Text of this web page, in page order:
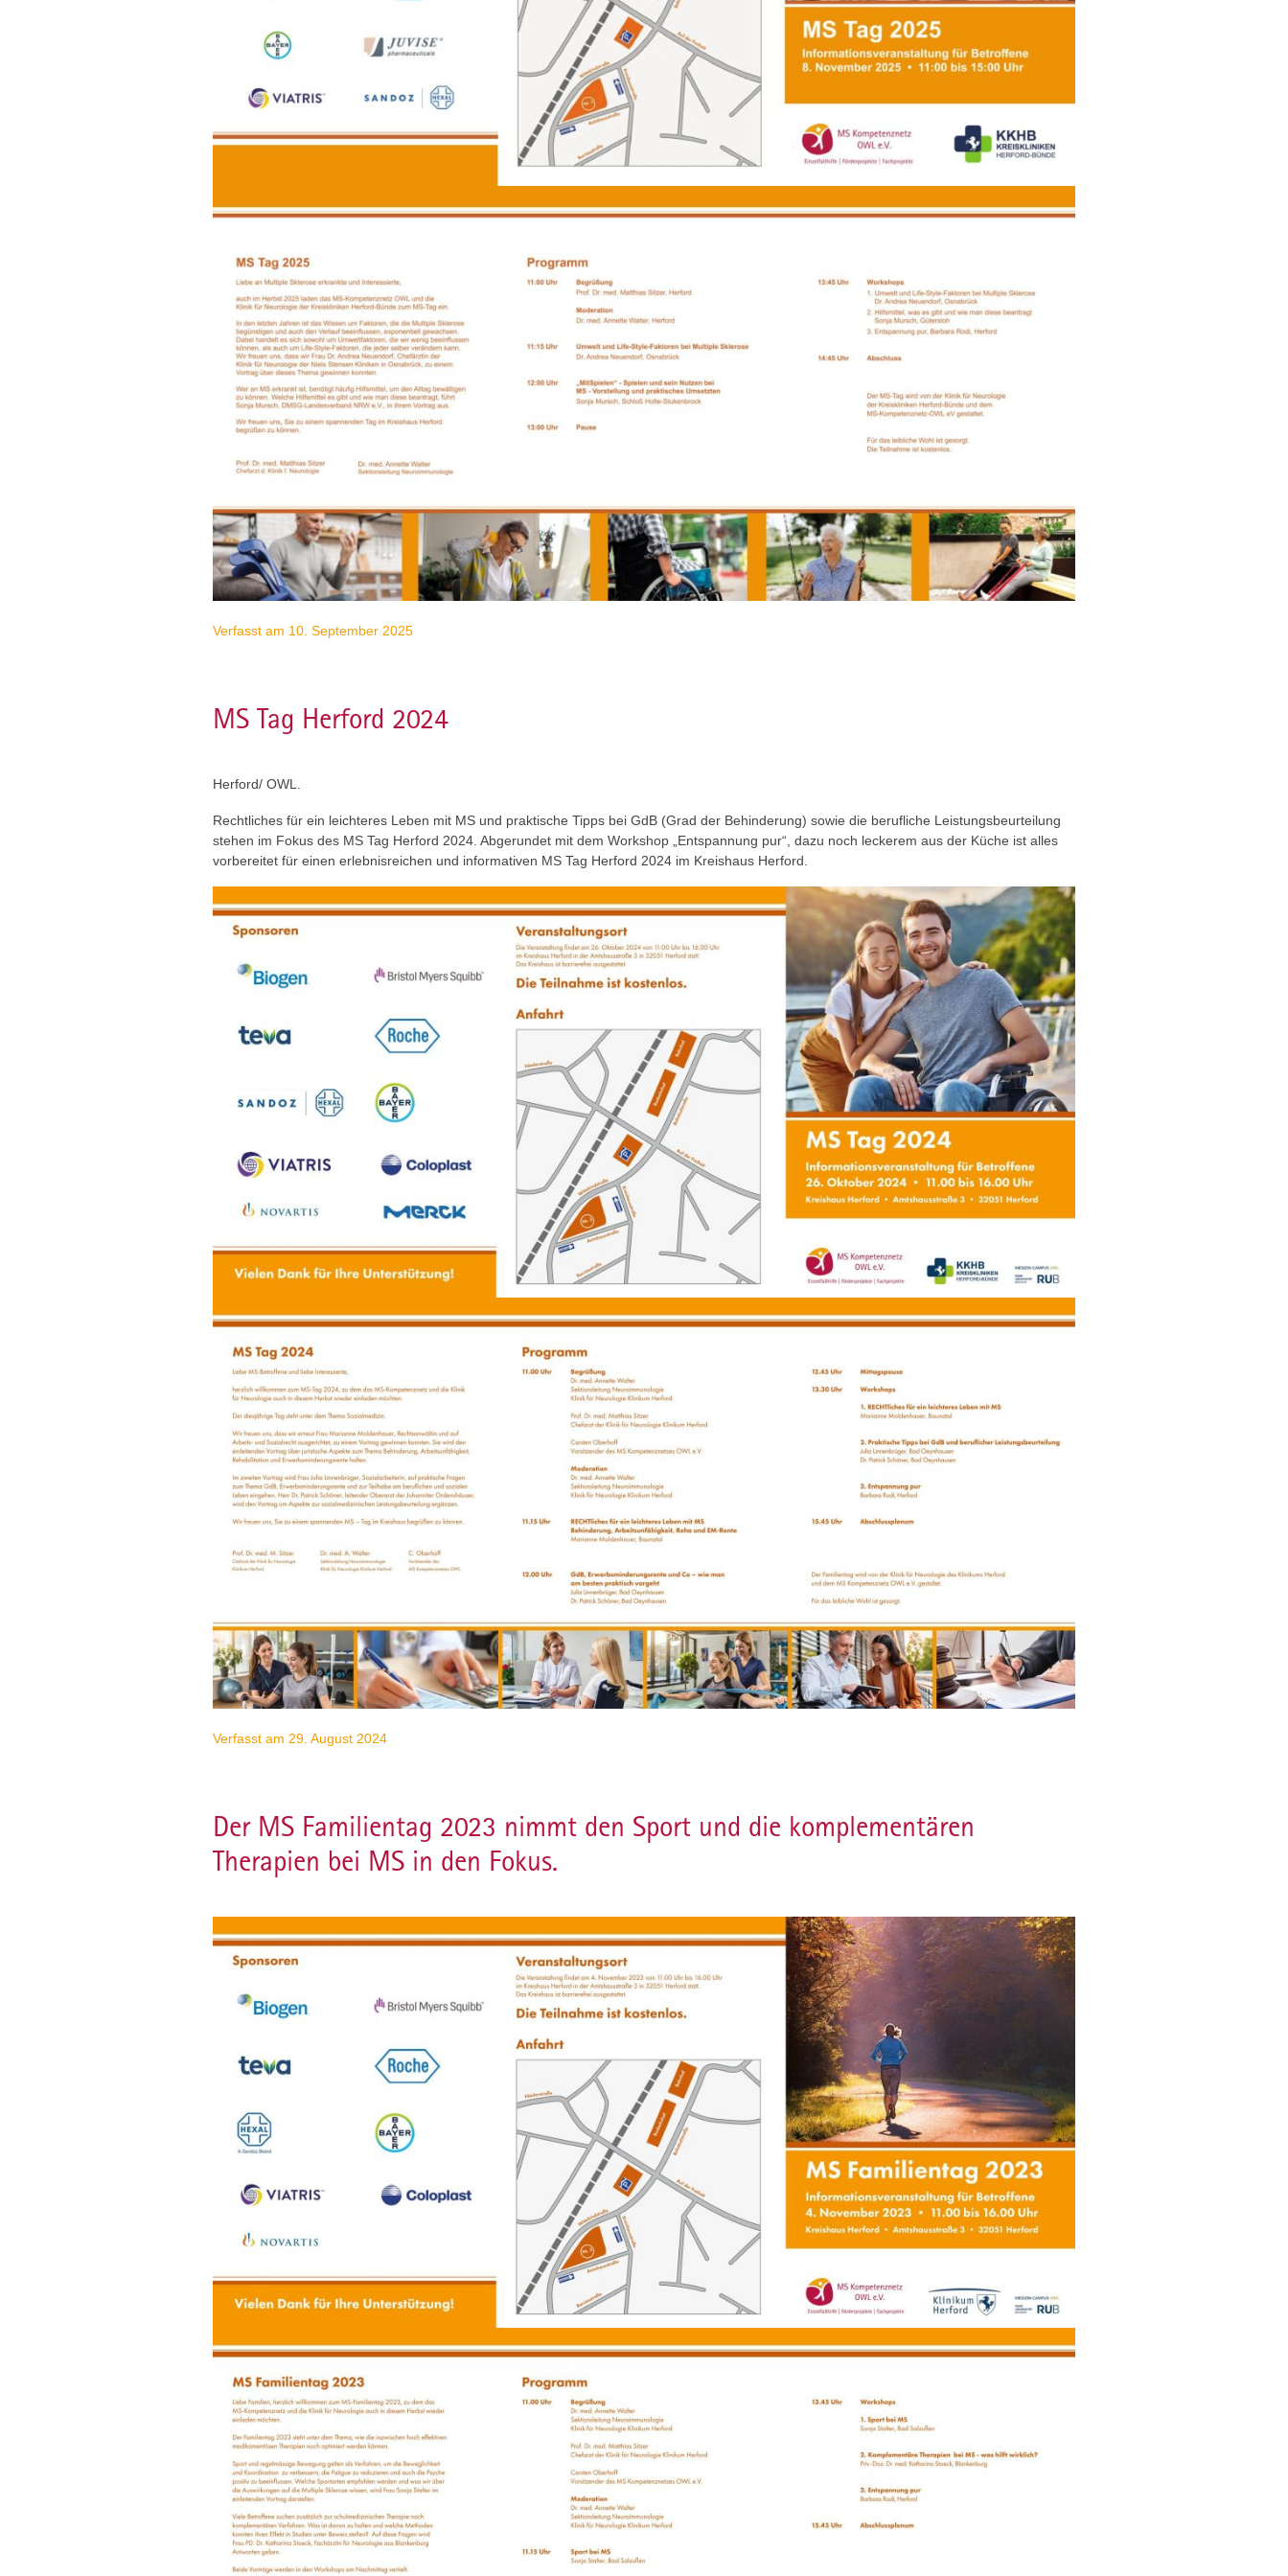
Verfasst am 10. September 2025
MS Tag Herford 2024
Herford/ OWL.
Rechtliches für ein leichteres Leben mit MS und praktische Tipps bei GdB (Grad der Behinderung) sowie die berufliche Leistungsbeurteilung
stehen im Fokus des MS Tag Herford 2024. Abgerundet mit dem Workshop „Entspannung pur“, dazu noch leckerem aus der Küche ist alles
vorbereitet für einen erlebnisreichen und informativen MS Tag Herford 2024 im Kreishaus Herford.
Verfasst am 29. August 2024
Der MS Familientag 2023 nimmt den Sport und die komplementären
Therapien bei MS in den Fokus.